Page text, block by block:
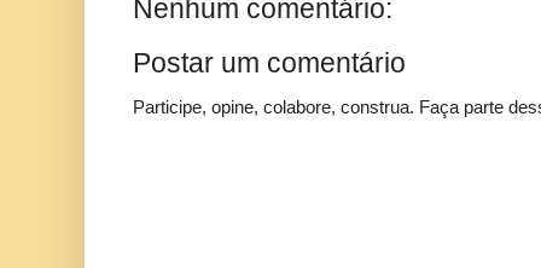
Nenhum comentário:
Postar um comentário
Participe, opine, colabore, construa. Faça parte